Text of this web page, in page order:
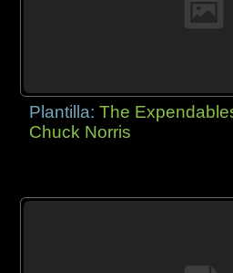
Plantilla:The
Chuck Norris